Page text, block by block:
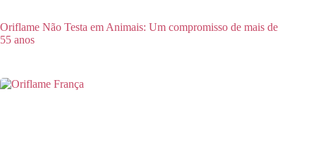
Oriflame Não Testa em Animais: Um compromisso de mais de
55 anos